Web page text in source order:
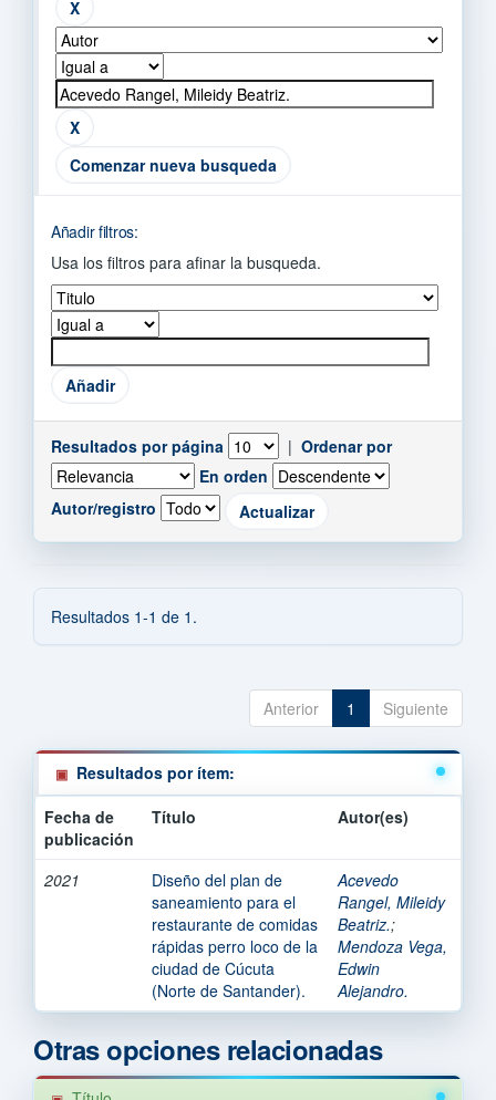
Comenzar nueva busqueda
Añadir filtros:
Usa los filtros para afinar la busqueda.
Resultados por página | Ordenar por
En orden
Autor/registro
Resultados 1-1 de 1.
Anterior 1 Siguiente
Resultados por ítem:
Fecha de
publicación
Título Autor(es)
2021
Diseño del plan de
saneamiento para el
restaurante de comidas
rápidas perro loco de la
ciudad de Cúcuta
(Norte de Santander).
Acevedo
Rangel, Mileidy
Beatriz.;
Mendoza Vega,
Edwin
Alejandro.
Otras opciones relacionadas